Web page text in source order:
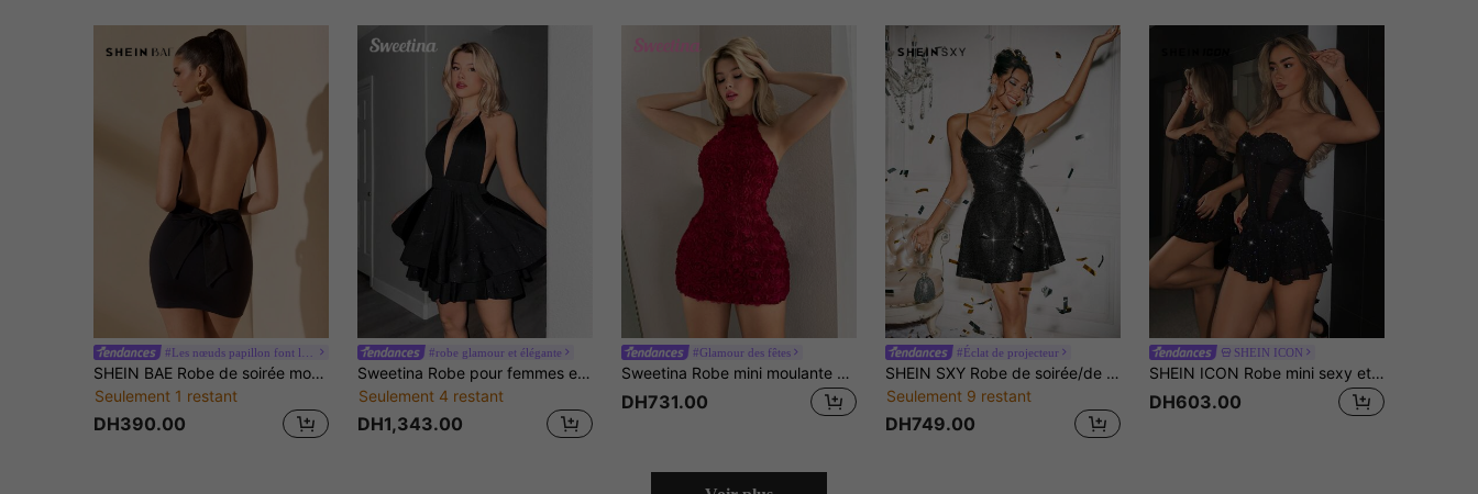
SHEIN BAE Robe de soirée moulante mini avec décoration de nœud papillon au dos sexy, convient pour la Saint-Valentin, l'anniversaire, la cérémonie de mariage
Seulement 1 restant
DH390.00
#robe glamour et élégante
Sweetina Robe pour femmes en velours ajusté, col en V profond, ourlet à volants pendants
Seulement 4 restant
DH1,343.00
#Glamour des fêtes
Sweetina Robe mini moulante et resserrée avec décoration de fleurs 3D et nœud, pour la Saint-Valentin
DH731.00
#Éclat de projecteur
SHEIN SXY Robe de soirée/de bal en sequins noirs à fines bretelles pour l'automne/hiver
Seulement 9 restant
DH749.00
SHEIN ICON
SHEIN ICON Robe mini sexy et pour femme pour soirée musicale
DH603.00